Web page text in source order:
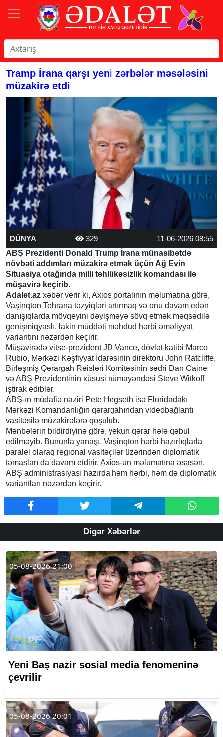
Tramp İrana qarşı yeni zərbələr məsələsini
müzakirə etdi
DÜNYA 329
11-06-2026 08:55
ABŞ Prezidenti Donald Trump İrana münasibətdə
növbəti addımları müzakirə etmək üçün Ağ Evin
Situasiya otağında milli təhlükəsizlik komandası ilə
müşavirə keçirib.
Adalet.az xəbər verir ki, Axios portalının məlumatına görə,
Vaşinqton Tehrana təzyiqləri artırmaq və onu davam edən
danışıqlarda mövqeyini dəyişməyə sövq etmək məqsədilə
genişmiqyaslı, lakin müddəti məhdud hərbi əməliyyat
variantını nəzərdən keçirir.
Müşavirədə vitse-prezident JD Vance, dövlət katibi Marco
Rubio, Mərkəzi Kəşfiyyat İdarəsinin direktoru John Ratcliffe,
Birləşmiş Qərargah Rəisləri Komitəsinin sədri Dan Caine
və ABŞ Prezidentinin xüsusi nümayəndəsi Steve Witkoff
iştirak ediblər.
ABŞ-ın müdafiə naziri Pete Hegseth isə Floridadakı
Mərkəzi Komandanlığın qərargahından videobağlantı
vasitəsilə müzakirələrə qoşulub.
Mənbələrin bildirdiyinə görə, yekun qərar hələ qəbul
edilməyib. Bununla yanaşı, Vaşinqton hərbi hazırlıqlarla
paralel olaraq regional vasitəçilər üzərindən diplomatik
təmasları da davam etdirir. Axios-un məlumatına əsasən,
ABŞ administrasiyası hazırda həm hərbi, həm də diplomatik
variantları nəzərdən keçirir.
Digər Xəbərlər
05-08-2026 21:00
Yeni Baş nazir sosial media fenomeninə
çevrilir
05-08-2026 20:01